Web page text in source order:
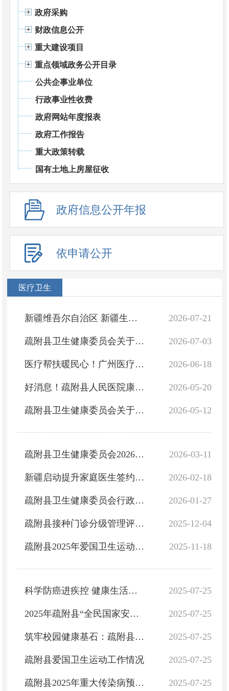
政府采购
财政信息公开
重大建设项目
重点领域政务公开目录
公共企事业单位
行政事业性收费
政府网站年度报表
政府工作报告
重大政策转载
国有土地上房屋征收
政府信息公开年报
依申请公开
医疗卫生
2026-07-21
新疆维吾尔自治区 新疆生产建设兵团卫生健康行政处罚裁量基准
2026-07-03
疏附县卫生健康委员会关于疏附县上门护理类医疗服务定点医疗机构、服务项目及收费标准的公示
2026-06-18
医疗帮扶暖民心！广州医疗专家深入疏附基层开展义诊服务
2026-05-20
好消息！疏附县人民医院康复医学科延时服务上线！晚间也能做康复理疗
2026-05-12
疏附县卫生健康委员会关于全县从业人员健康证明定点办理机构公示
2026-03-11
疏附县卫生健康委员会2026年度卫生健康行政处罚案件信息公示（第一季度）
2026-02-18
新疆启动提升家庭医生签约服务感受度三年行动
2026-01-27
疏附县卫生健康委员会行政执法人员资格信息公示
2025-12-04
疏附县接种门诊分级管理评估验收结果公示
2025-11-18
疏附县2025年爱国卫生运动工作情况
2025-07-25
科学防癌进疾控 健康生活润疏附
2025-07-25
2025年疏附县“全民国家安全教育日”宣传活动工作简报
2025-07-25
筑牢校园健康基石：疏附县开展2025年学校卫生健康工作专题培训
2025-07-25
疏附县爱国卫生运动工作情况
2025-07-25
疏附县2025年重大传染病预防控制落实情况